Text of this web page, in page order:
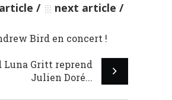
next article
Bird en concert !
Luna Gritt reprend
Julien Doré...